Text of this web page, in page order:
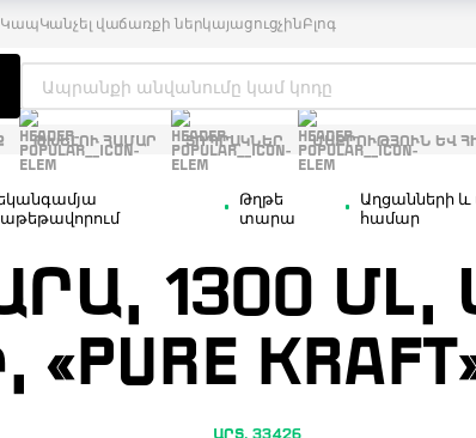
ԿապԿանչել վաճառքի ներկայացուցչինԲլոգ
ԹԽԵԼՈՒ ՀԱՄԱՐ ՏՈՊՐԱԿՆԵՐ ՄԱՔՐՈՒԹՅՈՒՆ ԵՎ
Թղթե
տարա
Աղցանների և
համար
1300 ՄԼ,
ԱՐՏ. 33426